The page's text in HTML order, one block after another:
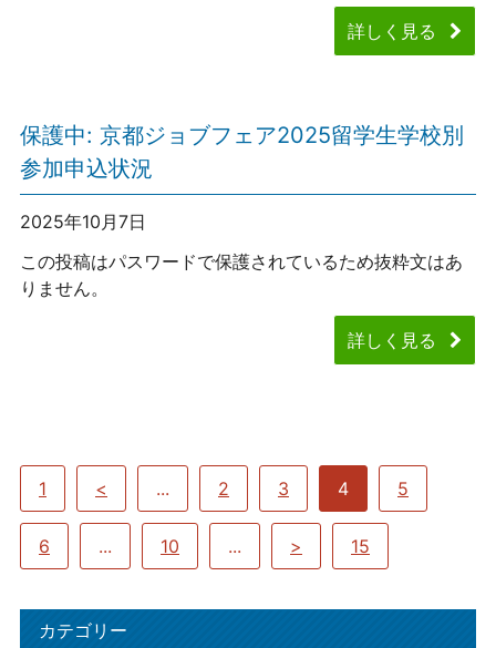
詳しく見る
保護中: 京都ジョブフェア2025留学生学校別
参加申込状況
2025年10月7日
この投稿はパスワードで保護されているため抜粋文はあ
りません。
詳しく見る
1 < ... 2 3 4 5
6 ... 10 ... > 15
カテゴリー